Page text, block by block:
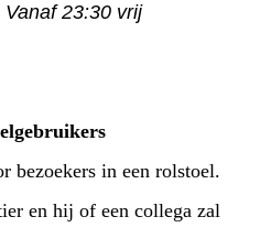
23:30 vrij
bezoekers in een rolstoel.
en hij of een collega zal